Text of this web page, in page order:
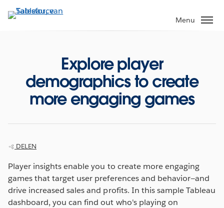
Verder
naar
Menu
Explore player
demographics to create
more engaging games
DELEN
Player insights enable you to create more engaging
games that target user preferences and behavior—and
drive increased sales and profits. In this sample Tableau
dashboard, you can find out who's playing on